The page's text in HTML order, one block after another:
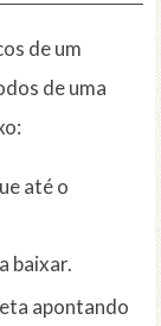
de um
de uma
até o
baixar.
apontando